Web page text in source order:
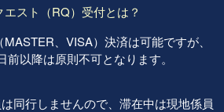
エスト（RQ）受付とは？
、VISA）決済は可能ですが、
前以降は原則不可となります。
同行しませんので、滞在中は現地係員